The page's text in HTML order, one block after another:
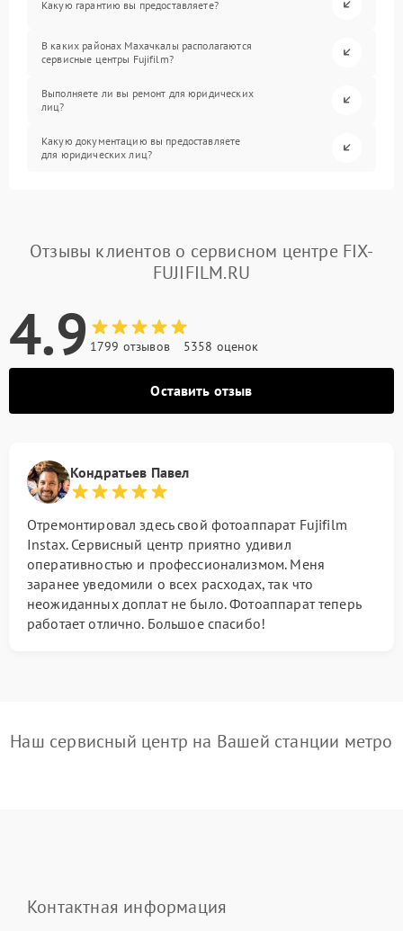
Какую гарантию вы предоставляете?
В каких районах Махачкалы располагаются
сервисные центры Fujifilm?
Выполняете ли вы ремонт для юридических
лиц?
Какую документацию вы предоставляете
для юридических лиц?
Отзывы клиентов о сервисном центре FIX-
FUJIFILM.RU
4.9 1799 отзывов 5358 оценок
Оставить отзыв
Кондратьев Павел
Отремонтировал здесь свой фотоаппарат Fujifilm
Instax. Сервисный центр приятно удивил
оперативностью и профессионализмом. Меня
заранее уведомили о всех расходах, так что
неожиданных доплат не было. Фотоаппарат теперь
работает отлично. Большое спасибо!
Наш сервисный центр на Вашей станции метро
Контактная информация